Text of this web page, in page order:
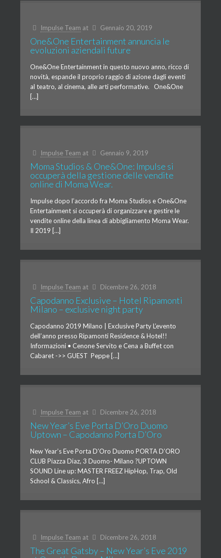
Impulse Team at Gennaio 20, 2019
One&One Entertainment annuncia le
evoluzioni aziendali future
One&One Entertainment in questo nuovo anno, ricco di
novità, espande il proprio raggio di azione dagli eventi
al teatro, al cinema, alle arti performative. One&One
[…]
Impulse Team at Gennaio 9, 2019
Moma Studios & One&One: Impulse si
occuperà della gestione delle vendite
online di Moma Wear.
Impulse dopo l’accordo fra Moma Studios e One&One
Entertainment si occuperà di organizzare e gestire le
vendite online della linea di abbigliamento Moma Wear.
Il 2019 […]
Impulse Team at Dicembre 26, 2018
Capodanno Exclusive – Hotel Ripamonti
Milano – exclusive night party
Capodanno 2019 Milano | Exclusive Party L’evento
dell’anno presso Ripamonti Residence & Hotel!!
Informazioni • Cenone Servito e Cena a Buffet con
Cabaret ->> GUEST Peppe […]
Impulse Team at Dicembre 26, 2018
New Year’s Eve Porta D’Oro Duomo
Uptown – Capodanno Porta D’Oro
New Year’s Eve Porta D’Oro Duomo PORTA D’ORO
CLUB Piazza Diaz, 3 Duomo- Milano ?UPTOWN
SOUND Line up: MASTER FREEZ HipHop, Trap, Old
School & Classics, Afro […]
Impulse Team at Dicembre 26, 2018
The Great Gatsby – New Year’s Eve 2019